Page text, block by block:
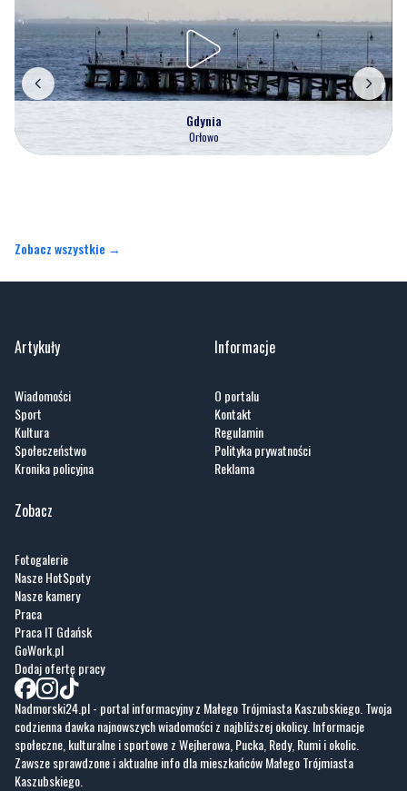
Gdynia
Orłowo
Zobacz wszystkie →
Artykuły
Wiadomości
Sport
Kultura
Społeczeństwo
Kronika policyjna
Informacje
O portalu
Kontakt
Regulamin
Polityka prywatności
Reklama
Zobacz
Fotogalerie
Nasze HotSpoty
Nasze kamery
Praca
Praca IT Gdańsk
GoWork.pl
Dodaj ofertę pracy
Nadmorski24.pl - portal informacyjny z Małego Trójmiasta Kaszubskiego. Twoja
codzienna dawka najnowszych wiadomości z najbliższej okolicy. Informacje
społeczne, kulturalne i sportowe z Wejherowa, Pucka, Redy, Rumi i okolic.
Zawsze sprawdzone i aktualne info dla mieszkańców Małego Trójmiasta
Kaszubskiego.